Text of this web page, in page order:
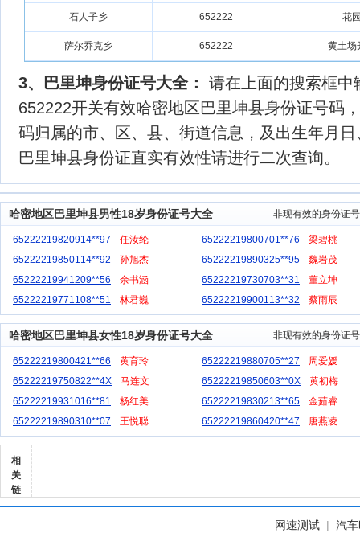
石人子乡 652222 花
萨尔乔克乡 652222 黄土场
3、巴里坤身份证号大全：
请在上面的搜索框中
652222开关有效哈密地区巴里坤县身份证号码
码归属的市、区、县、街道信息，及出生年月
巴里坤县身份证直实有效性请进行二次查询。
哈密地区巴里坤县男性18岁身份证号大全 非现有效的身份证
65222219820914**97 任汝纶 65222219800701**76
梁碧桃
65222219850114**92
孙旭杰 65222219890325**95
魏岩茂
65222219941209**56
余书涵 65222219730703**31
董立坤
65222219771108**51
林君巍 65222219900113**32 蔡雨辰
哈密地区巴里坤县女性18岁身份证号大全 非现有效的身份证
65222219800421**66 黄育玲 65222219880705**27
周爱媛
65222219750822**4X
马连文 65222219850603**0X
黄初梅
65222219931016**81
杨红美 65222219830213**65
金茹睿
65222219890310**07
王悦聪 65222219860420**47 唐燕凌
相
关
链
网速测试 | 汽